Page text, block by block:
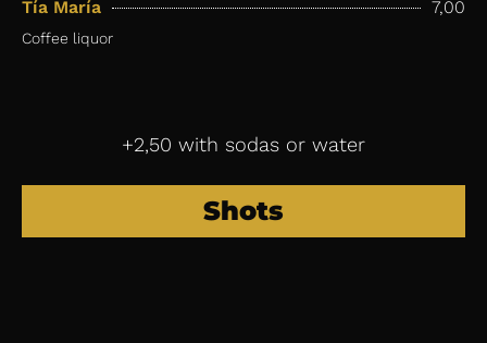
Tía María 7,00
Coffee liquor
+2,50 with sodas or water
Shots